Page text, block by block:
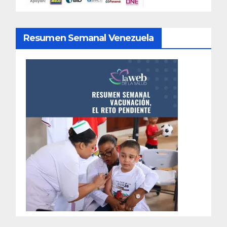
Resumen Semanal Venezuela